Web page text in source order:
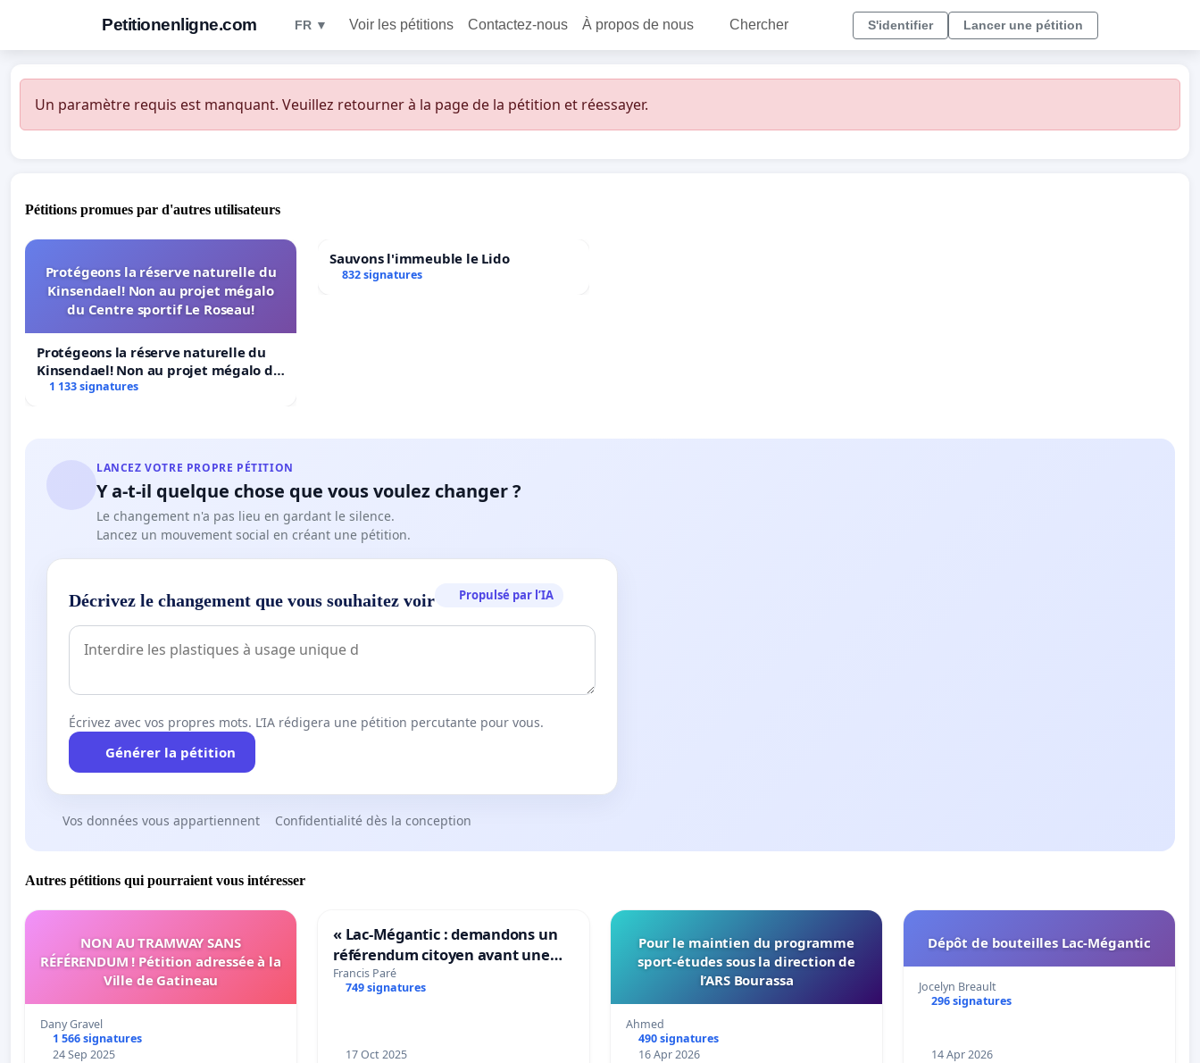
Petitionenligne.com FR ▼ Voir les pétitions Contactez-nous À propos de nous Chercher S'identifier Lancer une pétition
Un paramètre requis est manquant. Veuillez retourner à la page de la pétition et réessayer.
Pétitions promues par d'autres utilisateurs
Protégeons la réserve naturelle du
Kinsendael! Non au projet mégalo
du Centre sportif Le Roseau!
Protégeons la réserve naturelle du
Kinsendael! Non au projet mégalo du
Centre sportif Le Roseau!
1 133 signatures
Sauvons l'immeuble le Lido
832 signatures
LANCEZ VOTRE PROPRE PÉTITION
Y a-t-il quelque chose que vous voulez changer ?
Le changement n'a pas lieu en gardant le silence.
Lancez un mouvement social en créant une pétition.
Décrivez le changement que vous souhaitez voir Propulsé par l’IA
Écrivez avec vos propres mots. L’IA rédigera une pétition percutante pour vous.
Générer la pétition
Vos données vous appartiennent Confidentialité dès la conception
Autres pétitions qui pourraient vous intéresser
NON AU TRAMWAY SANS
RÉFÉRENDUM ! Pétition adressée à la
Ville de Gatineau
Dany Gravel
1 566 signatures
24 Sep 2025
« Lac-Mégantic : demandons un
référendum citoyen avant une
transformation irréversible de
notre territoire »
Francis Paré
749 signatures
17 Oct 2025
Pour le maintien du programme
sport-études sous la direction de
l’ARS Bourassa
Ahmed
490 signatures
16 Apr 2026
Dépôt de bouteilles Lac-Mégantic
Jocelyn Breault
296 signatures
14 Apr 2026